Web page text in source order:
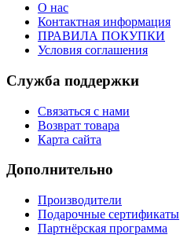
О нас
Контактная информация
ПРАВИЛА ПОКУПКИ
Условия соглашения
Служба поддержки
Связаться с нами
Возврат товара
Карта сайта
Дополнительно
Производители
Подарочные сертификаты
Партнёрская программа